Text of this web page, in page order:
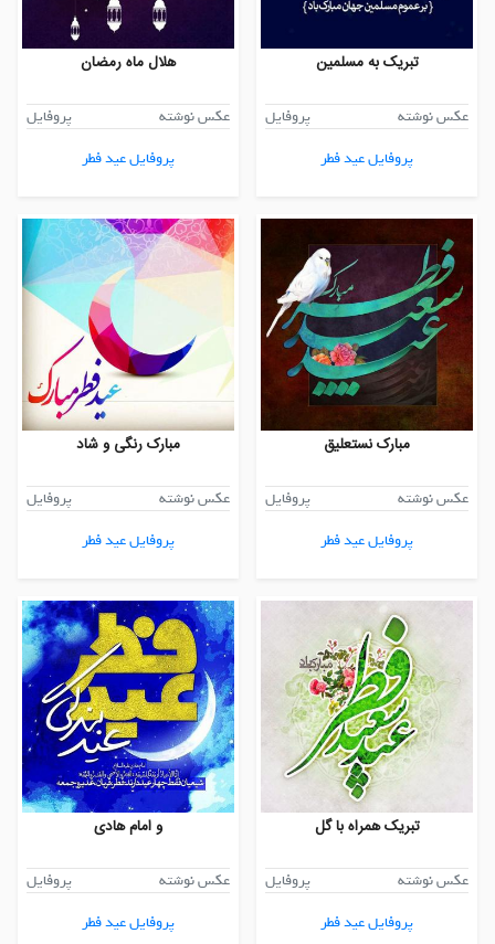
تبریک به مسلمین
عکس نوشته
پروفایل
پروفایل عید فطر
هلال ماه رمضان
عکس نوشته
پروفایل
پروفایل عید فطر
مبارک نستعلیق
عکس نوشته
پروفایل
پروفایل عید فطر
مبارک رنگی و شاد
عکس نوشته
پروفایل
پروفایل عید فطر
تبریک همراه با گل
عکس نوشته
پروفایل
پروفایل عید فطر
و امام هادی
عکس نوشته
پروفایل
پروفایل عید فطر